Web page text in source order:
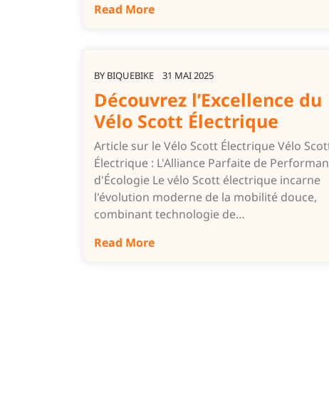
Read More
BY BIQUEBIKE 31 MAI 2025
Découvrez l’Excellence du
Vélo Scott Électrique
Article sur le Vélo Scott Électrique Vélo
Électrique : L'Alliance Parfaite de
d'Écologie Le vélo Scott électrique incarne
l'évolution moderne de la mobilité douce,
combinant technologie de…
Read More